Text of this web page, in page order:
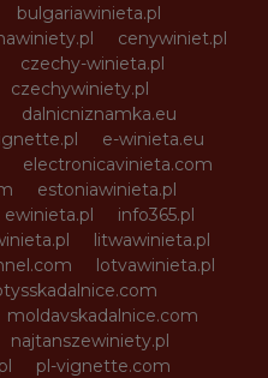
bulgariawinieta.pl
cenywiniet.pl
czechy-winieta.pl
czechywiniety.pl
dalnicniznamka.eu
e-winieta.eu
electronicavinieta.com
estoniawinieta.pl
ewinieta.pl
info365.pl
litwawinieta.pl
lotvawinieta.pl
moldavskadalnice.com
najtanszewiniety.pl
pl-vignette.com